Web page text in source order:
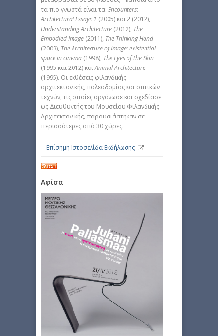
τα πιο γνωστά είναι τα: Encounters:
ArchitecturalEssays 1 (2005) και2 (2012),
Understanding Architecture (2012), The
Embodied Image (2011), The Thinking Hand
(2009), The Architecture of Image: existential
space in cinema (1998), The Eyes of the Skin
(1995 και 2012) καιAnimal Architecture
(1995). Οι εκθέσεις φιλανδικής
αρχιτεκτονικής, πολεοδομίας και οπτικών
τεχνών, τις οποίες οργάνωσε και σχεδίασε
ως Διευθυντής του Μουσείου Φιλανδικής
Αρχιτεκτονικής, παρουσιάστηκαν σε
περισσότερες από 30 χώρες.
Επίσημη Ιστοσελίδα Εκδήλωσης
Αφίσα